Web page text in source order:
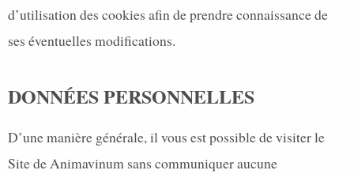
d’utilisation des cookies afin de prendre connaissance de
ses éventuelles modifications.
DONNÉES PERSONNELLES
D’une manière générale, il vous est possible de visiter le
Site de Animavinum sans communiquer aucune